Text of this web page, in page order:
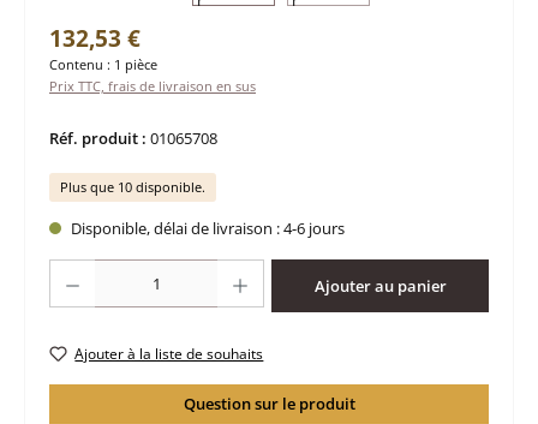
Prix régulier :
132,53 €
Contenu : 1 pièce
Prix TTC, frais de livraison en sus
Réf. produit : 01065708
Plus que 10 disponible.
Disponible, délai de livraison : 4-6 jours
Ajouter au panier
Ajouter à la liste de souhaits
Question sur le produit